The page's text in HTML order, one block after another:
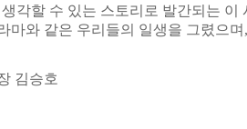
각할 수 있는 스토리로 발간되는 이
마와 같은 우리들의 일생을 그렸으며 ,
김승호